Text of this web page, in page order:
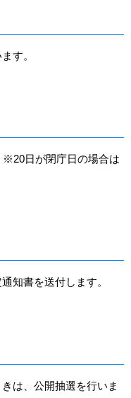
す。
※20日が閉庁日の場合は
知書を送付します。
は、公開抽選を行いま